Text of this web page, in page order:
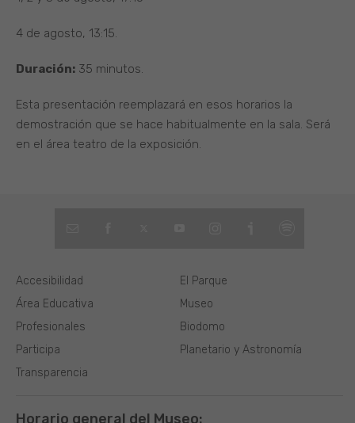
4 de agosto, 13:15.
Duración: 35 minutos.
Esta presentación reemplazará en esos horarios la
demostración que se hace habitualmente en la sala. Será
en el área teatro de la exposición.
El Parque
Museo
Biodomo
Planetario y Astronomía
Área Educativa
Profesionales
Participa
Transparencia
Accesibilidad
Horario general del Museo: